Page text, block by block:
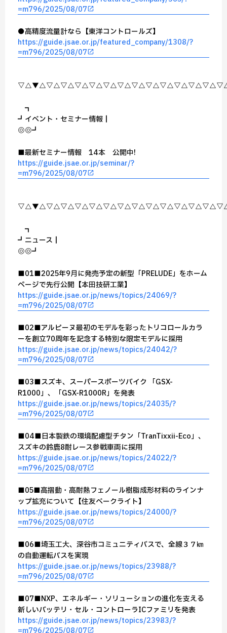
=m796/2025/08/07
●高精度流量計なら【東洋コントロールズ】
https://guide.jsae.or.jp/featured_company/1308/?
=m796/2025/08/07
┏━━━━━━━━━━━┓
┏┛イベント・セミナー情報┃
┗◎━━━━━━━◎━━━┛
■最新セミナー情報 14本 公開中!
https://guide.jsae.or.jp/seminar/?
=m796/2025/08/07
┏━━━━┓
┏┛ニュース┃
┗◎━━◎━┛
■01■2025年9月に発売予定の新型「PRELUDE」をホーム
ページで先行公開【本田技研工業】
https://guide.jsae.or.jp/news/topics/24069/?
=m796/2025/08/07
■02■アルピーヌ最初のモデルを彩ったトリコロールカラ
ーを創立70周年を記念する特別な限定モデルに採用
https://guide.jsae.or.jp/news/topics/24042/?
=m796/2025/08/07
■03■スズキ、スーパースポーツバイク 「GSX-
R1000」、「GSX-R1000R」を発表
https://guide.jsae.or.jp/news/topics/24035/?
=m796/2025/08/07
■04■日本製鉄の環境配慮型チタン「TranTixxii-Eco」、
スズキの鈴鹿8耐レース参戦車両に採用
https://guide.jsae.or.jp/news/topics/24022/?
=m796/2025/08/07
■05■高摺動・高耐熱フェノール樹脂成形材料のラインナ
ップ拡充について【住友ベークライト】
https://guide.jsae.or.jp/news/topics/24000/?
=m796/2025/08/07
■06■埼玉工大、深谷市コミュニティバスで、全線３７㎞
の自動運転バスを実現
https://guide.jsae.or.jp/news/topics/23988/?
=m796/2025/08/07
■07■NXP、エネルギー・ソリューションの進化を支える
新しいバッテリ・セル・コントローラICファミリを発表
https://guide.jsae.or.jp/news/topics/23983/?
=m796/2025/08/07